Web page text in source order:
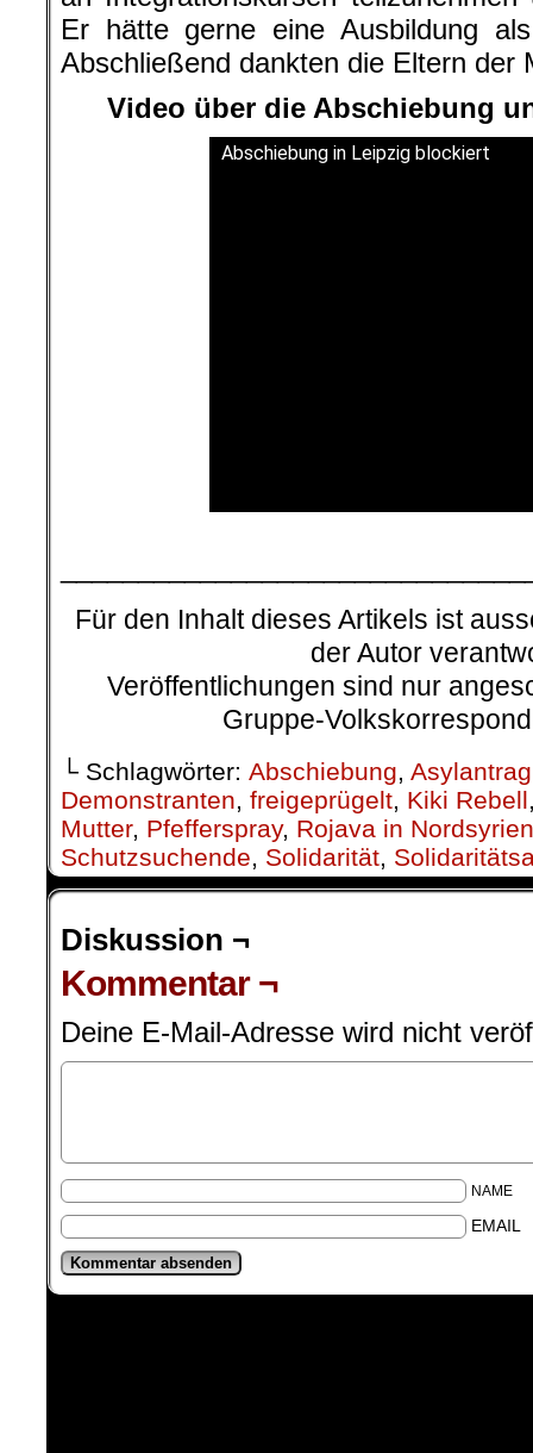
Er hätte gerne eine Ausbildung
Abschließend dankten die Eltern der
Video über die Abschiebung
Abschiebung in Leipzig blockiert
Für den Inhalt dieses Artikels ist
der Autor
Veröffentlichungen sind nur
Gruppe-
└ Schlagwörter: Abschiebung, Asylantrag
Demonstranten, freigeprügelt, Kiki Rebell
Mutter, Pfefferspray, Rojava in Nordsyrien
Schutzsuchende, Solidarität,
Diskussion ¬
Kommentar ¬
Deine E-Mail-Adresse wird nicht
NAME
EMAIL